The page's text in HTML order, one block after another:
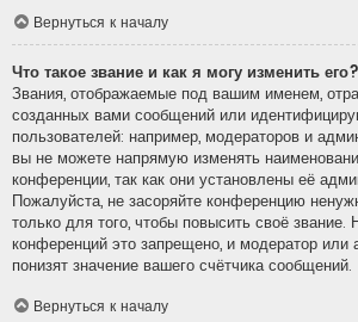
Вернуться к началу
Что такое звание и как я могу изменить его?
Звания, отображаемые под вашим именем,
созданных вами сообщений или
пользователей: например, модераторов и
вы не можете напрямую изменять
конференции, так как они установлены её
Пожалуйста, не засоряйте конференцию
только для того, чтобы повысить своё звание.
конференций это запрещено, и модератор или
понизят значение вашего счётчика сообщений.
Вернуться к началу